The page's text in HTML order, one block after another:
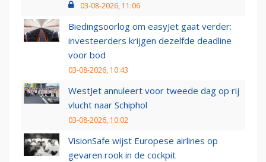
03-08-2026, 11:06
Biedingsoorlog om easyJet gaat verder:
investeerders krijgen dezelfde deadline
voor bod
03-08-2026, 10:43
WestJet annuleert voor tweede dag op rij
vlucht naar Schiphol
03-08-2026, 10:02
VisionSafe wijst Europese airlines op
gevaren rook in de cockpit